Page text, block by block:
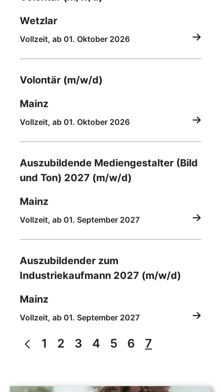
Wetzlar
Vollzeit, ab 01. Oktober 2026
Volontär (m/w/d)
Mainz
Vollzeit, ab 01. Oktober 2026
Auszubildende Mediengestalter (Bild
und Ton) 2027 (m/w/d)
Mainz
Vollzeit, ab 01. September 2027
Auszubildender zum
Industriekaufmann 2027 (m/w/d)
Mainz
Vollzeit, ab 01. September 2027
1 2 3 4 5 6 7